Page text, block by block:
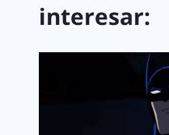
interesar: